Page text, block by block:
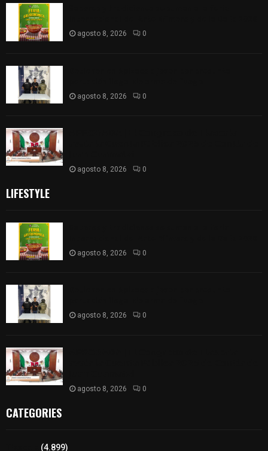
agosto 8, 2026 0
agosto 8, 2026 0
agosto 8, 2026 0
LIFESTYLE
agosto 8, 2026 0
agosto 8, 2026 0
agosto 8, 2026 0
CATEGORIES
(4.899)